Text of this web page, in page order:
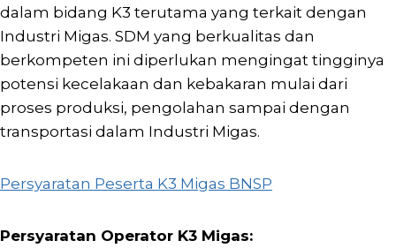
dalam bidang K3 terutama yang terkait dengan
Industri Migas. SDM yang berkualitas dan
berkompeten ini diperlukan mengingat tingginya
potensi kecelakaan dan kebakaran mulai dari
proses produksi, pengolahan sampai dengan
transportasi dalam Industri Migas.
Persyaratan Peserta K3 Migas BNSP
Persyaratan Operator K3 Migas: